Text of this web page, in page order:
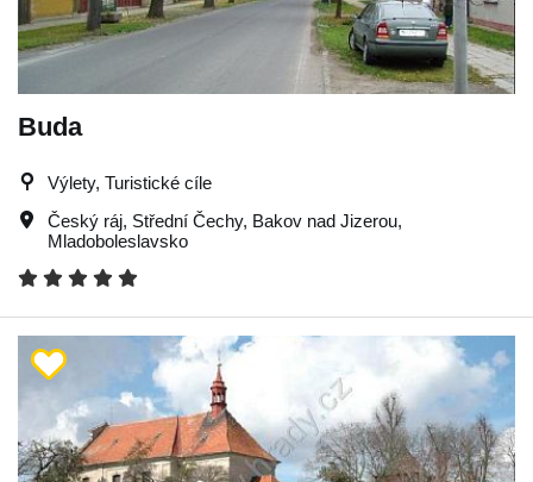
Buda
Výlety, Turistické cíle
Český ráj, Střední Čechy, Bakov nad Jizerou,
Mladoboleslavsko